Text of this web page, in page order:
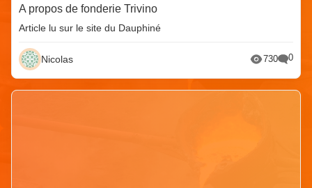
A propos de fonderie Trivino
Article lu sur le site du Dauphiné
Nicolas 730 0